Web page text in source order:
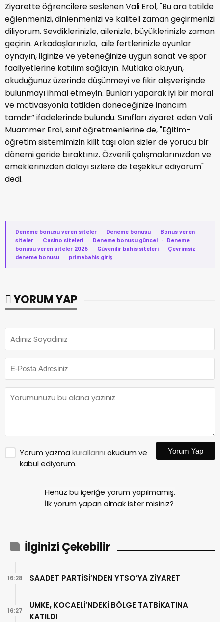
Ziyarette öğrencilere seslenen Vali Erol, "Bu ara tatilde
eğlenmenizi, dinlenmenizi ve kaliteli zaman geçirmenizi
diliyorum. Sevdiklerinizle, ailenizle, büyüklerinizle zaman
geçirin. Arkadaşlarınızla, aile fertlerinizle oyunlar
oynayın, ilginize ve yeteneğinize uygun sanat ve spor
faaliyetlerine katılım sağlayın. Mutlaka okuyun,
okuduğunuz üzerinde düşünmeyi ve fikir alışverişinde
bulunmayı ihmal etmeyin. Bunları yaparak iyi bir moral
ve motivasyonla tatilden döneceğinize inancım
tamdır” ifadelerinde bulundu. Sınıfları ziyaret eden Vali
Muammer Erol, sınıf öğretmenlerine de, "Eğitim-
öğretim sistemimizin kilit taşı olan sizler de yorucu bir
dönemi geride bıraktınız. Özverili çalışmalarınızdan ve
emeklerinizden dolayı sizlere de teşekkür ediyorum"
dedi.
Deneme bonusu veren siteler · Deneme bonusu ·
Bonus veren
siteler
· Casino siteleri · Deneme bonusu güncel ·
Deneme
bonusu veren siteler 2026
· Güvenilir bahis siteleri ·
Çevrimsiz
deneme bonusu
· primebahis giriş
YORUM YAP
Yorum yazma kurallarını okudum ve
kabul ediyorum.
Yorum Yap
Henüz bu içeriğe yorum yapılmamış.
İlk yorum yapan olmak ister misiniz?
İlginizi Çekebilir
SAADET PARTİSİ’NDEN YTSO’YA ZİYARET
16:28
UMKE, KOCAELİ’NDEKİ BÖLGE TATBİKATINA
KATILDI
16:27